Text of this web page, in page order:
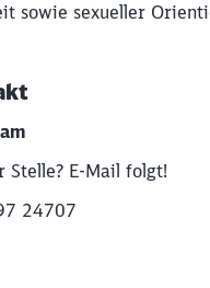
sowie sexueller
Stelle? E‑Mail folgt!
24707